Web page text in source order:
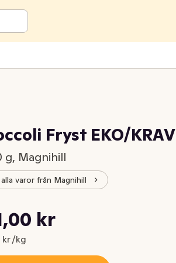
Fryst EKO/KRAV
g, Magnihill
varor från Magnihill
pris är: 131,00 kr
kr
kr /kg
52,40 kr /kg